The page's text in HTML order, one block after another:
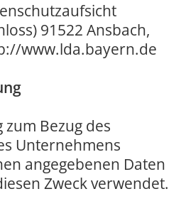
91522 Ansbach,
www.lda.bayern.de
Bezug des
Unternehmens
angegebenen Daten
Zweck verwendet.